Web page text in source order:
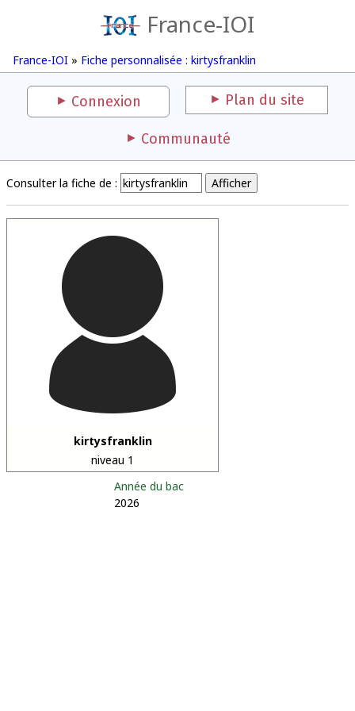
France-IOI
France-IOI » Fiche personnalisée : kirtysfranklin
Connexion Plan du site
Communauté
Consulter la fiche de :
kirtysfranklin
niveau 1
Année du bac
2026